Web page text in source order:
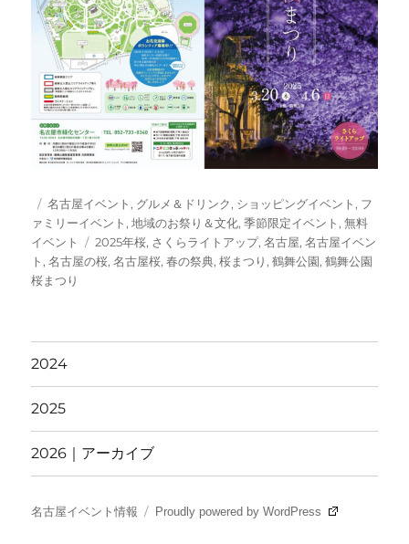
投
稿
日:
カ
テ
ゴ
リ
ー
名古屋イベント , グルメ＆ドリンク, ショッピングイベント , フ
ァミリーイベント ,地域のお祭り＆文化,季節限定イベント ,無料
イベント
タ
グ
2025年桜, さくらライトアップ,名古屋,名古屋イベン
ト ,名古屋の桜,名古屋桜,春の祭典,桜まつり ,鶴舞公園,鶴舞公園
桜まつり
2024
2025
2026｜アーカイブ
名古屋イベント情報 Proudly powered by WordPress